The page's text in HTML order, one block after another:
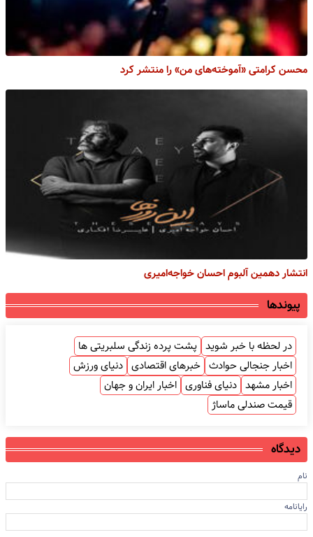
محسن کرامتی «آموخته‌های من» را منتشر کرد
انتشار دهمین‌ آلبوم احسان خواجه‌امیری
پیوندها
در لحظه با خبر شوید پشت پرده زندگی سلبریتی ها
اخبار جنجالی حوادث خبرهای اقتصادی دنیای ورزش
اخبار مشهد دنیای فناوری اخبار ایران و جهان
قیمت صندلی ماساژ
دیدگاه
نام
رایانامه